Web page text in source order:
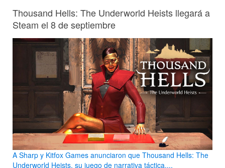
Thousand Hells: The Underworld Heists llegará a
Steam el 8 de septiembre
A Sharp y Kitfox Games anunciaron que Thousand Hells: The
Underworld Heists, su juego de narrativa táctica,...